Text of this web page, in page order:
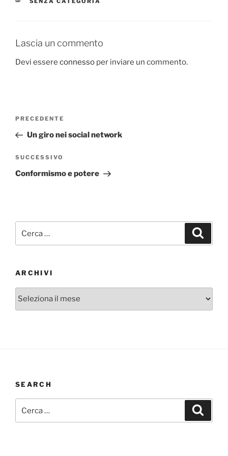
o
k
n
Lascia un commento
Devi essere connesso per inviare un commento.
Navigazione
Articolo
precedente:
PRECEDENTE
Un giro nei social network
Articolo
successivo
SUCCESSIVO
Conformismo e potere
ARCHIVI
Archivi
SEARCH